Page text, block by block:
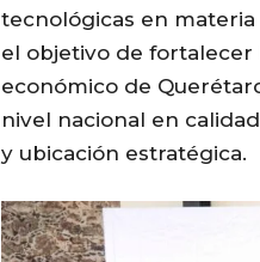
tecnológicas en
el objetivo de
económico de
nivel nacional en
y ubicación estratégica.